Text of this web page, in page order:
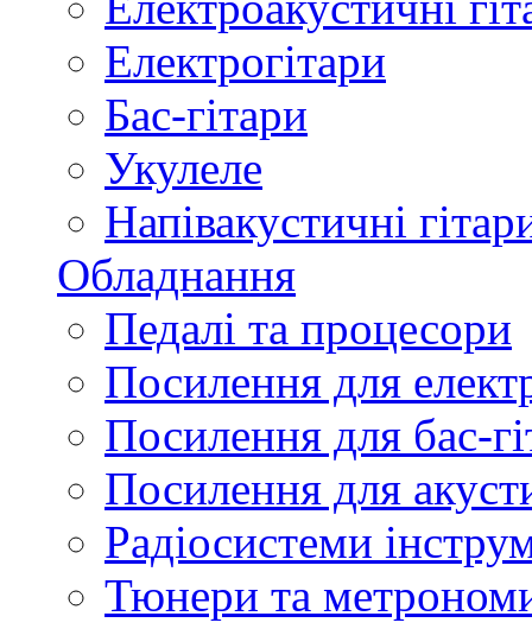
Електрогітари
Бас-гітари
Укулеле
Напівакустичні
Обладнання
Педалі та процесори
Посилення для
Посилення для бас-
Посилення для
Радіосистеми
Тюнери та